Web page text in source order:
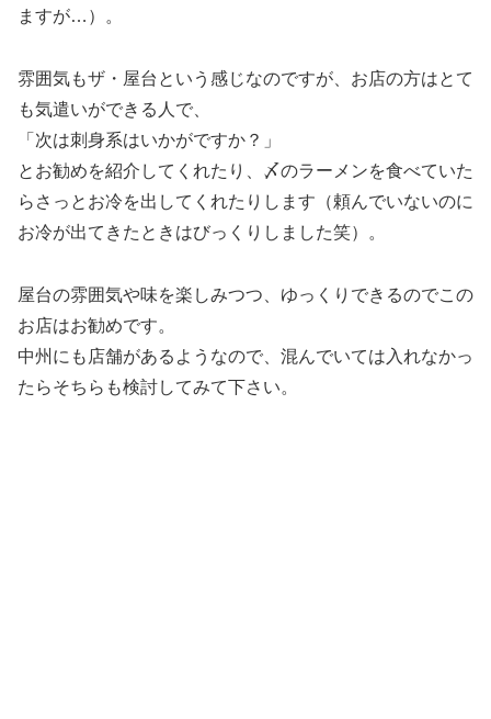
ますが…）。
雰囲気もザ・屋台という感じなのですが、お店の方はとて
も気遣いができる人で、
「次は刺身系はいかがですか？」
とお勧めを紹介してくれたり、〆のラーメンを食べていた
らさっとお冷を出してくれたりします（頼んでいないのに
お冷が出てきたときはびっくりしました笑）。
屋台の雰囲気や味を楽しみつつ、ゆっくりできるのでこの
お店はお勧めです。
中州にも店舗があるようなので、混んでいては入れなかっ
たらそちらも検討してみて下さい。